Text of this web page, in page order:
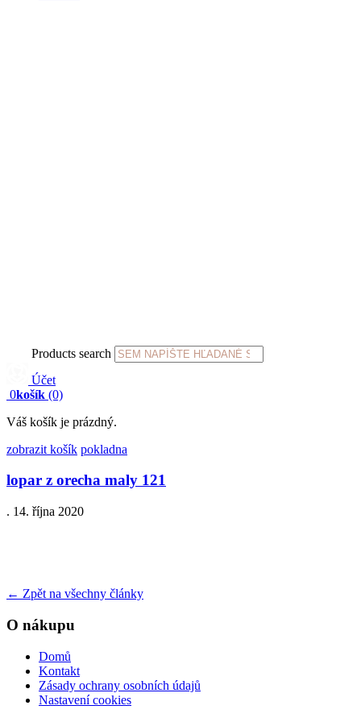
Products search
Účet
0košík (0)
Váš košík je prázdný.
zobrazit košík pokladna
lopar z orecha maly 121
. 14. října 2020
← Zpět na všechny články
O nákupu
Domů
Kontakt
Zásady ochrany osobních údajů
Nastavení cookies